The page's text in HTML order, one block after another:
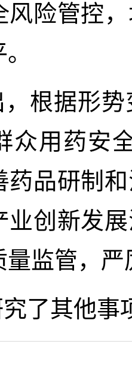
风险管控
根据形
众用药安
药品研制
业创新发
量监管，
了其他事